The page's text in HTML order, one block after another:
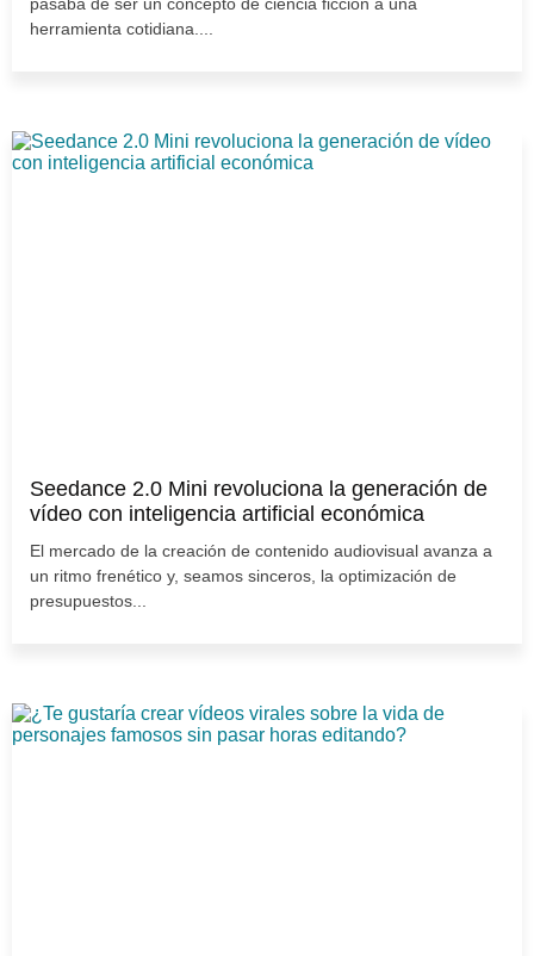
herramienta cotidiana....
Seedance 2.0 Mini revoluciona la generación de
vídeo con inteligencia artificial económica
El mercado de la creación de contenido audiovisual avanza a
un ritmo frenético y, seamos sinceros, la optimización de
presupuestos...